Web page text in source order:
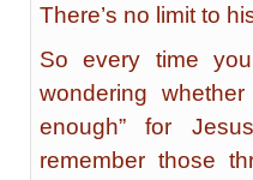
There’s no limit to
So every time
wondering
enough” for
remember those